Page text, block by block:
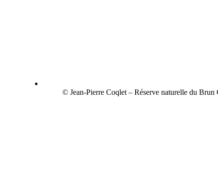
© Jean-Pierre Coqlet – Réserve naturelle du